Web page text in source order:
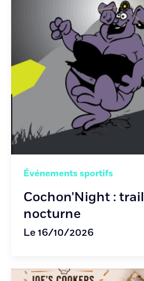
Événements sportifs
Cochon'Night : trail
nocturne
Le 16/10/2026